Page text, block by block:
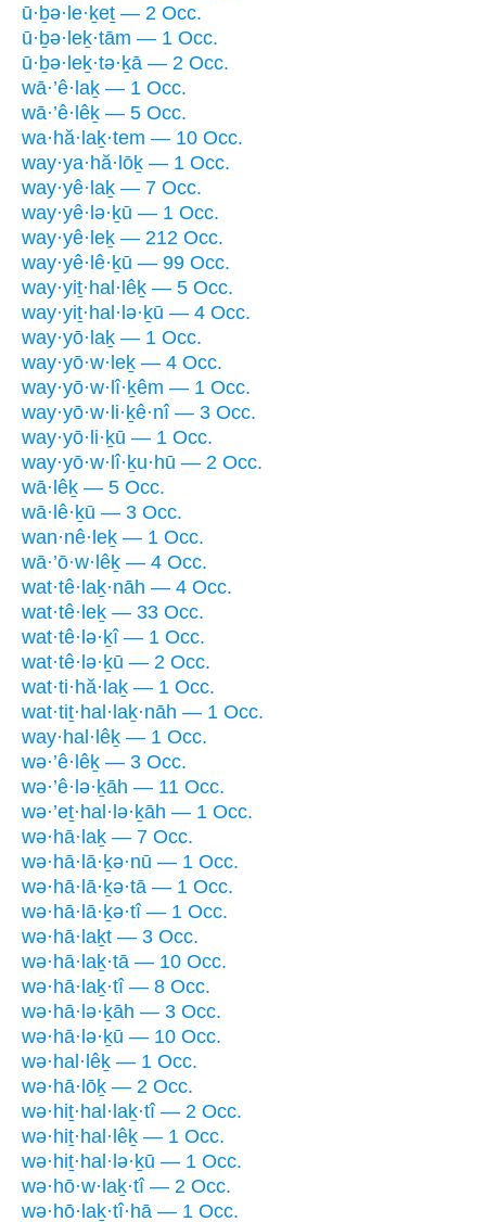
ū·ḇə·le·ḵeṯ — 2 Occ.
ū·ḇə·leḵ·tām — 1 Occ.
ū·ḇə·leḵ·tə·ḵā — 2 Occ.
wā·’ê·laḵ — 1 Occ.
wā·’ê·lêḵ — 5 Occ.
wa·hă·laḵ·tem — 10 Occ.
way·ya·hă·lōḵ — 1 Occ.
way·yê·laḵ — 7 Occ.
way·yê·lə·ḵū — 1 Occ.
way·yê·leḵ — 212 Occ.
way·yê·lê·ḵū — 99 Occ.
way·yiṯ·hal·lêḵ — 5 Occ.
way·yiṯ·hal·lə·ḵū — 4 Occ.
way·yō·laḵ — 1 Occ.
way·yō·w·leḵ — 4 Occ.
way·yō·w·lî·ḵêm — 1 Occ.
way·yō·w·li·ḵê·nî — 3 Occ.
way·yō·li·ḵū — 1 Occ.
way·yō·w·lî·ḵu·hū — 2 Occ.
wā·lêḵ — 5 Occ.
wā·lê·ḵū — 3 Occ.
wan·nê·leḵ — 1 Occ.
wā·’ō·w·lêḵ — 4 Occ.
wat·tê·laḵ·nāh — 4 Occ.
wat·tê·leḵ — 33 Occ.
wat·tê·lə·ḵî — 1 Occ.
wat·tê·lə·ḵū — 2 Occ.
wat·ti·hă·laḵ — 1 Occ.
wat·tiṯ·hal·laḵ·nāh — 1 Occ.
way·hal·lêḵ — 1 Occ.
wə·’ê·lêḵ — 3 Occ.
wə·’ê·lə·ḵāh — 11 Occ.
wə·’eṯ·hal·lə·ḵāh — 1 Occ.
wə·hā·laḵ — 7 Occ.
wə·hā·lā·ḵə·nū — 1 Occ.
wə·hā·lā·ḵə·tā — 1 Occ.
wə·hā·lā·ḵə·tî — 1 Occ.
wə·hā·laḵt — 3 Occ.
wə·hā·laḵ·tā — 10 Occ.
wə·hā·laḵ·tî — 8 Occ.
wə·hā·lə·ḵāh — 3 Occ.
wə·hā·lə·ḵū — 10 Occ.
wə·hal·lêḵ — 1 Occ.
wə·hā·lōḵ — 2 Occ.
wə·hiṯ·hal·laḵ·tî — 2 Occ.
wə·hiṯ·hal·lêḵ — 1 Occ.
wə·hiṯ·hal·lə·ḵū — 1 Occ.
wə·hō·w·laḵ·tî — 2 Occ.
wə·hō·laḵ·tî·hā — 1 Occ.